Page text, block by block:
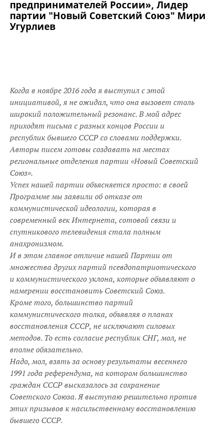
предпринимателей России», Лидер
партии "Новый Советский Союз" Мири
Угурлиев
Когда в ноябре 2016 года я выступил с этой
инициативой, я не ожидал, что она вызовет столь
широкий положительный резонанс. В мой адрес
приходят письма с разных концов России и
республик бывшего СССР со словами поддержки.
Авторы писем готовы создавать на местах
региональные отделения партии «Новый Советский
Союз».
Успех нашей партии объясняется просто: в своей
Программе мы заявили об отказе от
коммунистической идеологии, которая в
современный век Интернета, сотовой связи и
спутникового телевидения стала полным
анахронизмом.
И в этом главное отличие нашей Партии от
множества других партий псевдопатриотического
и коммунистического уклона, которые объявляют о
намерении восстановить Советский Союз.
Кроме того, большинство партий
коммунистического толка, объявляя о планах
восстановления СССР, не исключают силовых
методов. То есть согласие республик СНГ, мол, не
вполне обязательно.
Надо, мол, взять за основу результаты весеннего
1991 года референдума, на котором большинство
граждан СССР высказалось за сохранение
Советского Союза. Я выступаю решительно против
этих призывов к насильственному восстановлению
бывшего СССР.